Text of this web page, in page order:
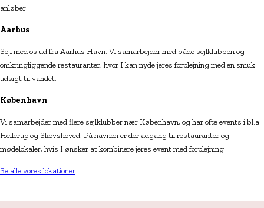
anløber.
Aarhus
Sejl med os ud fra Aarhus Havn. Vi samarbejder med både sejlklubben og
omkringliggende restauranter, hvor I kan nyde jeres forplejning med en smuk
udsigt til vandet.
København
Vi samarbejder med flere sejlklubber nær København, og har ofte events i bl.a.
Hellerup og Skovshoved. På havnen er der adgang til restauranter og
mødelokaler, hvis I ønsker at kombinere jeres event med forplejning.
Se alle vores lokationer